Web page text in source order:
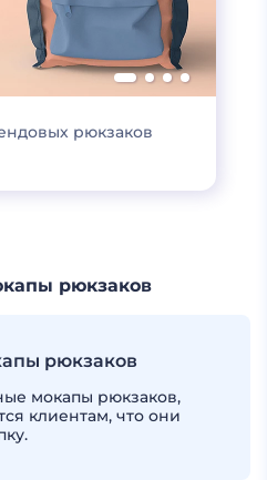
рюкзаков
рюкзаков
рюкзаков
мокапы рюкзаков,
клиентам, что они